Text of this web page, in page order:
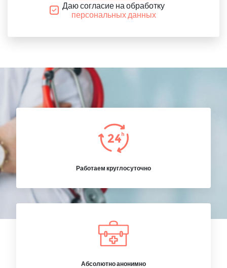
Даю согласие на обработку
персональных данных
Работаем круглосуточно
Абсолютно анонимно